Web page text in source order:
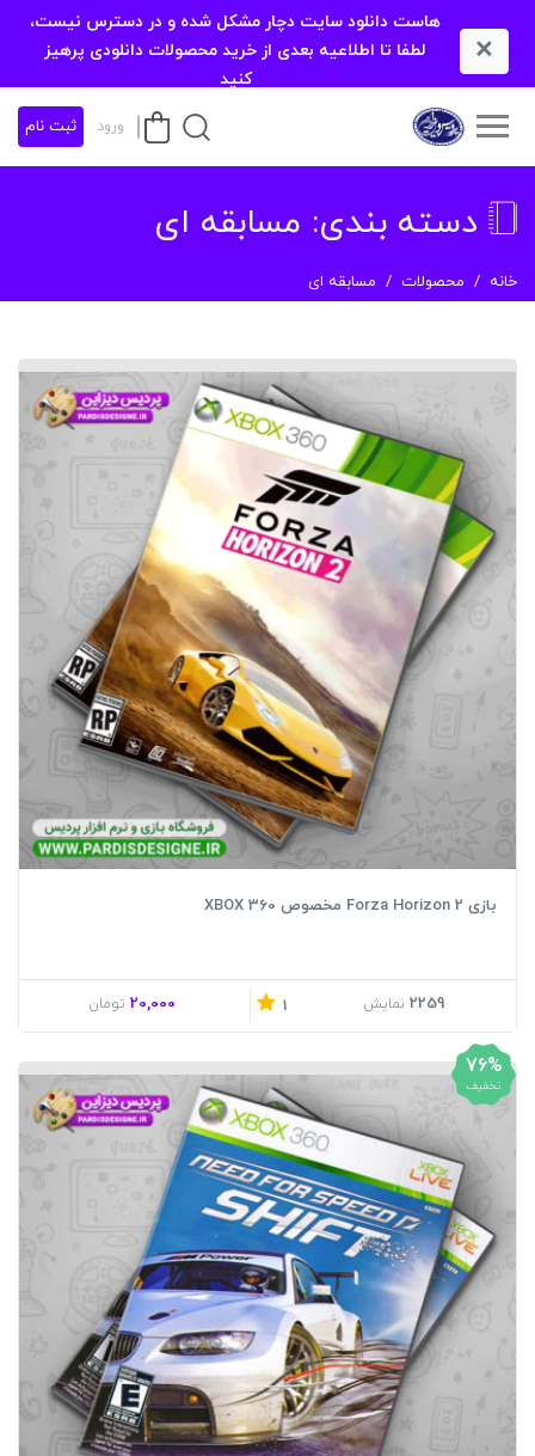
×
هاست دانلود سایت دچار مشکل شده و در دسترس نیست،
لطفا تا اطلاعیه بعدی از خرید محصولات دانلودی پرهیز
کنید
ورود ثبت نام
دسته بندی: مسابقه ای
خانه محصولات مسابقه ای
بازی Forza Horizon 2 مخصوص XBOX 360
2259 نمایش 1
20,000 تومان
76%
تخفیف